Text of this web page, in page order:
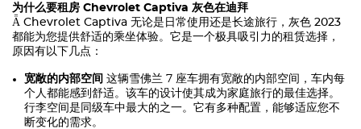
为什么要租房 Chevrolet Captiva 灰色在迪拜
Ǟ Chevrolet Captiva 无论是日常使用还是长途旅行，灰色 2023
都能为您提供舒适的乘坐体验。它是一个极具吸引力的租赁选择，
原因有以下几点：
宽敞的内部空间 这辆雪佛兰 7 座车拥有宽敞的内部空间，车内每
个人都能感到舒适。该车的设计使其成为家庭旅行的最佳选择。
行李空间是同级车中最大的之一。它有多种配置，能够适应您不
断变化的需求。